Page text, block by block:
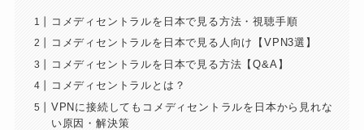
コメディセントラルを日本で見る方法・視聴手順
コメディセントラルを日本で見る人向け【VPN3選】
コメディセントラルを日本で見る方法【Q&A】
コメディセントラルとは？
VPNに接続してもコメディセントラルを日本から見れな
い原因・解決策